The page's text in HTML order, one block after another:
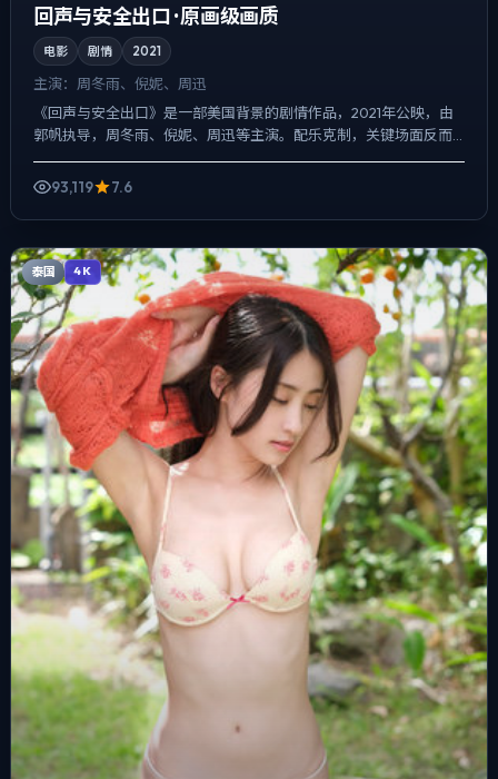
回声与安全出口 · 原画级画质
电影 剧情 2021
主演： 周冬雨、倪妮、周迅
《回声与安全出口》是一部美国背景的剧情作品，2021年公映，由
郭帆执导，周冬雨、倪妮、周迅等主演。配乐克制，关键场面反而
93,119
7.6
泰国 4K